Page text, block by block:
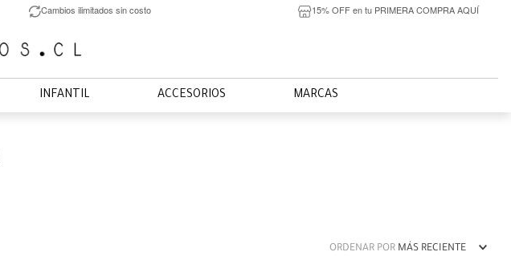
Cambios ilimitados sin costo 15% OFF en tu PRIMERA COMPRA AQUÍ
INFANTIL ACCESORIOS MARCAS
ORDENAR POR MÁS RECIENTE